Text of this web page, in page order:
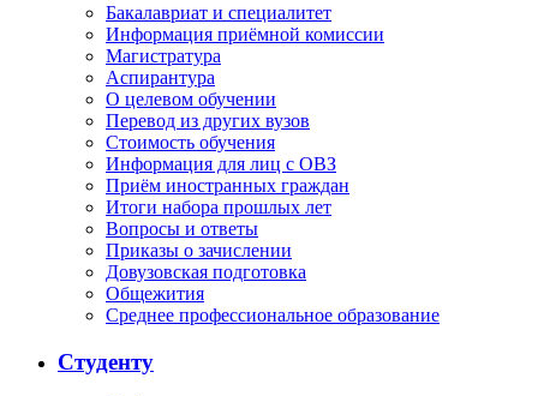
Бакалавриат и специалитет
Информация приёмной комиссии
Магистратура
Аспирантура
О целевом обучении
Перевод из других вузов
Стоимость обучения
Информация для лиц с ОВЗ
Приём иностранных граждан
Итоги набора прошлых лет
Вопросы и ответы
Приказы о зачислении
Довузовская подготовка
Общежития
Среднее профессиональное образование
Студенту